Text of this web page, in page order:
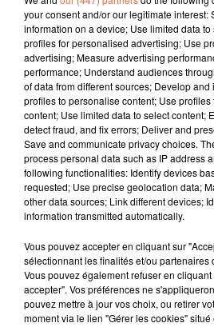
3 novembre 2025 - 12 min 21 sec
JOURNAL DU LUNDI 3 NOVEMBRE
Fabien Gazeau
L'info près de chez vous
Présenté par Fabien Gazeau
- Journée de mobilisation des
remontés contre le projet de loi
rassemblement est prévu à Niort
- A Thouars, les navettes
lancées depuis ce lundi
- Novembre c'est le mois de
RDV seront proposés en Deux-
- Le 25e Festival des solidarités
Bressuire avec 12 collectifs ou
unissent leurs forces sur le
your consent and/or our legitimate interest:
information on a device; Use limited data
profiles for personalised advertising; Use
advertising; Measure advertising
performance; Understand audiences
of data from different sources; Develop
profiles to personalise content; Use
content; Use limited data to select content;
detect fraud, and fix errors; Deliver and
Save and communicate privacy choices.
process personal data such as IP address
following functionalities: Identify devices
requested; Use precise geolocation data;
other data sources; Link different devices;
information transmitted automatically.
Vous pouvez accepter en cliquant sur
sélectionnant les finalités et/ou partenaires
Vous pouvez également refuser en
accepter". Vos préférences ne
pouvez mettre à jour vos choix, ou retirer
moment via le lien "Gérer les cookies"